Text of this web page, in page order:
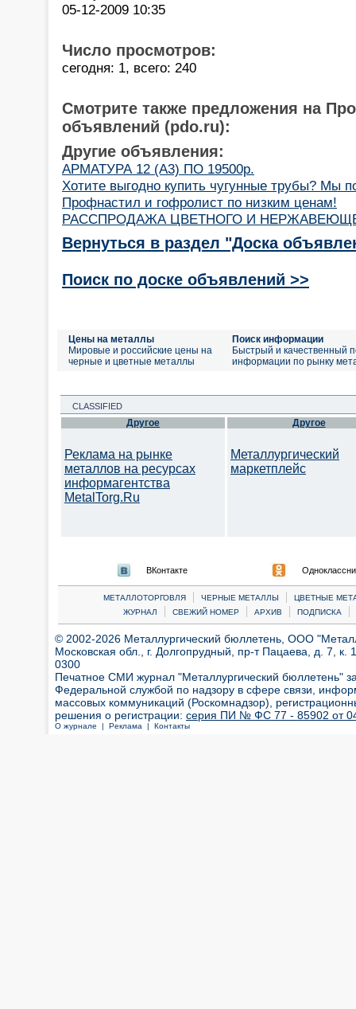
05-12-2009 10:35
Число просмотров:
сегодня: 1, всего: 240
Смотрите также предложения на
объявлений (pdo.ru):
Другие объявления:
АРМАТУРА 12 (А3) ПО 19500р.
Хотите выгодно купить чугунные трубы? Мы
Профнастил и гофролист по низким ценам!
РАССПРОДАЖА ЦВЕТНОГО И
Вернуться в раздел "Доска
Поиск по доске объявлений >>
Цены на металлы
Мировые и российские цены на
черные и цветные металлы
Поиск информации
Быстрый и качественный
информации по рынку
CLASSIFIED
Другое
Реклама на рынке
металлов на ресурсах
информагентства
MetalTorg.Ru
Другое
Металлургический
маркетплейс
ВКонтакте
МЕТАЛЛОТОРГОВЛЯ | ЧЕРНЫЕ МЕТАЛЛЫ |
ЦВЕТНЫЕ
ЖУРНАЛ
| СВЕЖИЙ НОМЕР | АРХИВ | ПОДПИСКА |
© 2002-2026 Металлургический бюллетень, ООО
Московская обл., г. Долгопрудный, пр-т Пацаева, д. 7,
0300
Печатное СМИ журнал "Металлургический бюллетень"
Федеральной службой по надзору в сфере связи,
массовых коммуникаций (Роскомнадзор),
решения о регистрации: серия ПИ № ФС 77 - 85902 от 04
О журнале | Реклама | Контакты